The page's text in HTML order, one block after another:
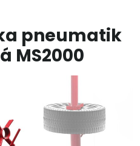
pneumatik
MS2000